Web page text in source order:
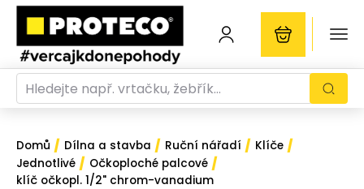
Domů / Dílna a stavba / Ruční nářadí / Klíče /
Jednotlivé / Očkoploché palcové /
klíč očkopl. 1/2" chrom-vanadium